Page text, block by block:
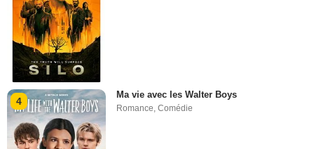
4
Ma vie avec les Walter Boys
Romance,Comédie